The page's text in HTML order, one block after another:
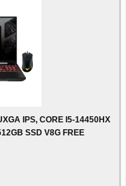
IPS, CORE I5-14450HX
SSD V8G FREE